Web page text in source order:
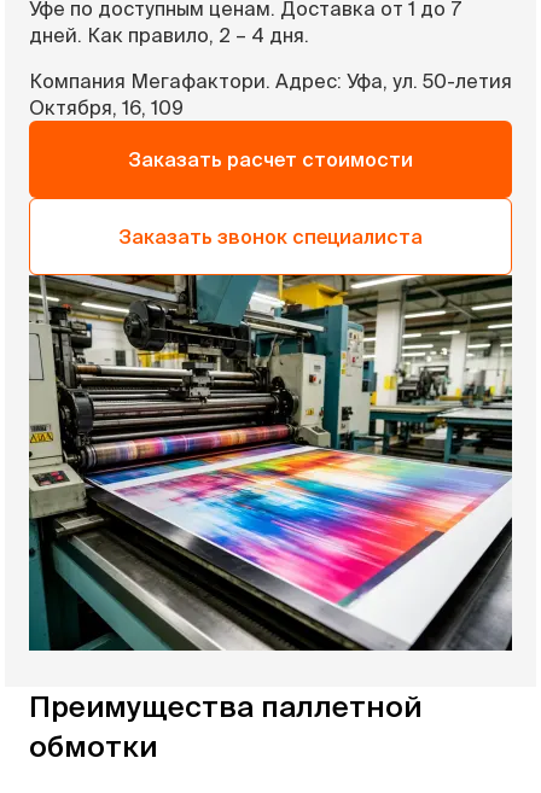
Уфе по доступным ценам. Доставка от 1 до 7
дней. Как правило, 2 – 4 дня.
Компания Мегафактори. Адрес: Уфа, ул. 50-летия
Октября, 16, 109
Заказать расчет стоимости
Заказать звонок специалиста
Преимущества паллетной
обмотки